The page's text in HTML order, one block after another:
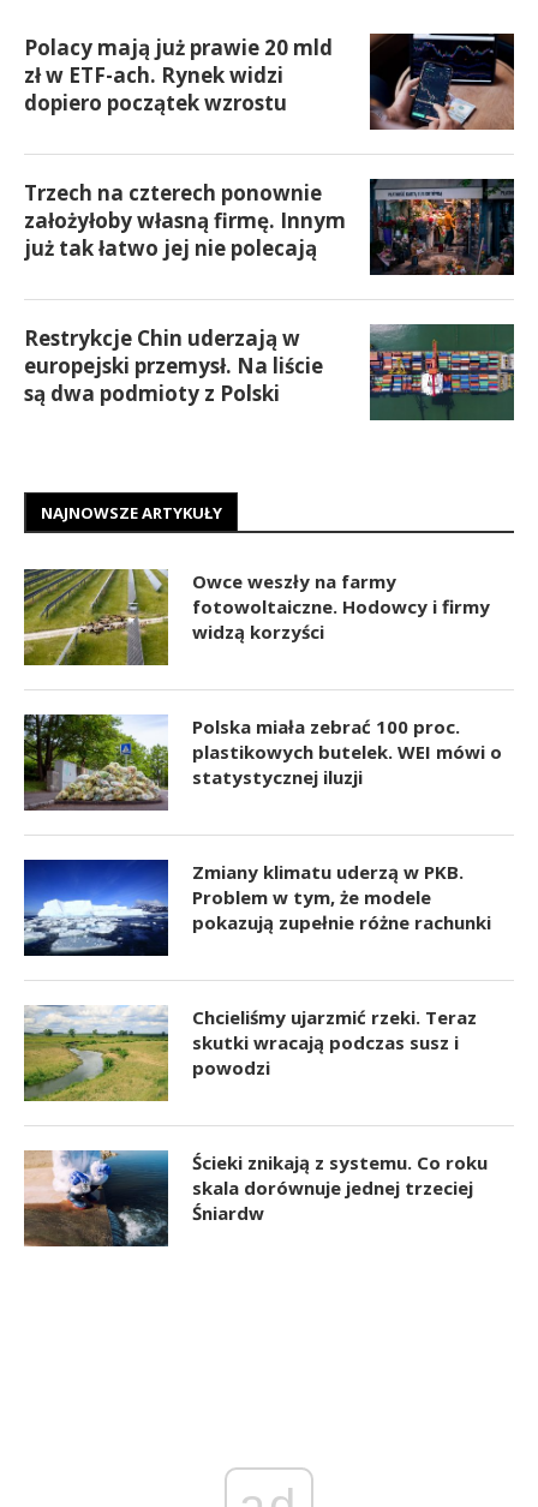
Polacy mają już prawie 20 mld
zł w ETF-ach. Rynek widzi
dopiero początek wzrostu
Trzech na czterech ponownie
założyłoby własną firmę. Innym
już tak łatwo jej nie polecają
Restrykcje Chin uderzają w
europejski przemysł. Na liście
są dwa podmioty z Polski
NAJNOWSZE ARTYKUŁY
Owce weszły na farmy
fotowoltaiczne. Hodowcy i firmy
widzą korzyści
Polska miała zebrać 100 proc.
plastikowych butelek. WEI mówi o
statystycznej iluzji
Zmiany klimatu uderzą w PKB.
Problem w tym, że modele
pokazują zupełnie różne rachunki
Chcieliśmy ujarzmić rzeki. Teraz
skutki wracają podczas susz i
powodzi
Ścieki znikają z systemu. Co roku
skala dorównuje jednej trzeciej
Śniardw